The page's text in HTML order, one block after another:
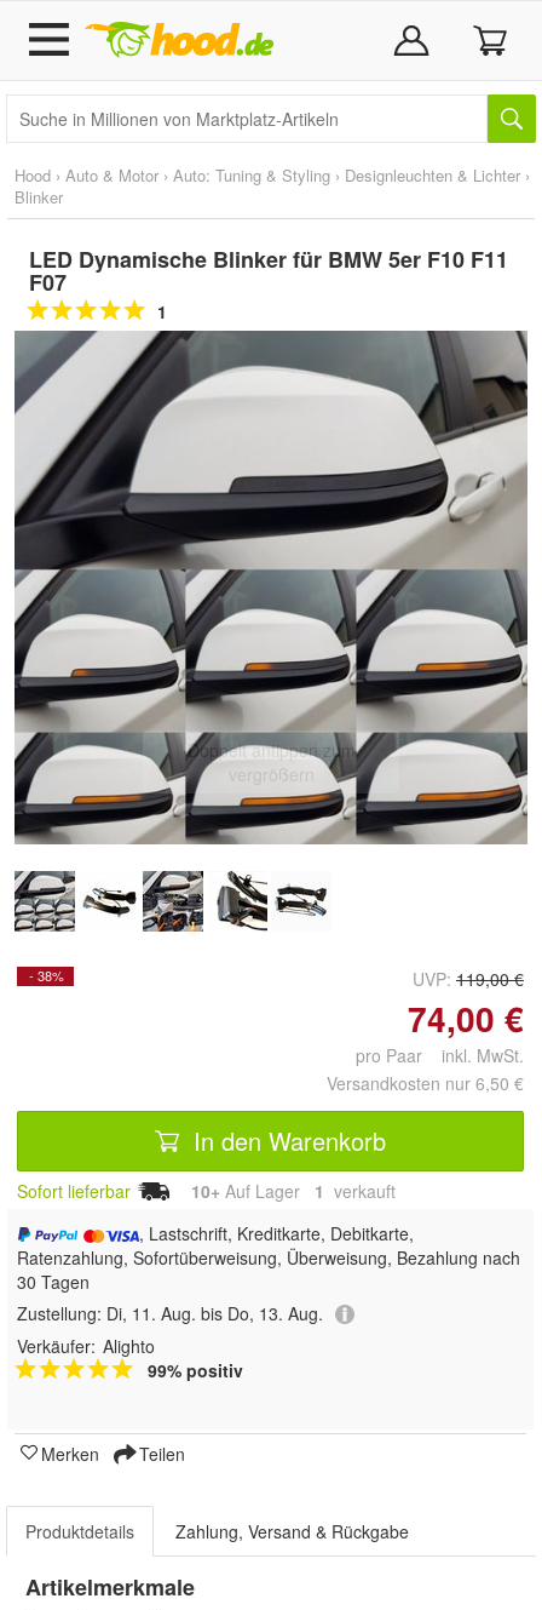
Hood › Auto & Motor › Auto: Tuning & Styling › Designleuchten & Lichter ›
Blinker
LED Dynamische Blinker für BMW 5er F10 F11
F07
1
Doppelt antippen zum
vergrößern
- 38% UVP: 119,00 €
74,00 €
pro Paar inkl. MwSt.
Versandkosten nur 6,50 €
In den Warenkorb
Sofort lieferbar 10+ Auf Lager 1 verkauft
, Lastschrift, Kreditkarte, Debitkarte,
Ratenzahlung, Sofortüberweisung, Überweisung, Bezahlung nach
30 Tagen
Zustellung: Di, 11. Aug. bis Do, 13. Aug.
Verkäufer: Alighto
99% positiv
Merken Teilen
Produktdetails Zahlung, Versand & Rückgabe
Artikelmerkmale